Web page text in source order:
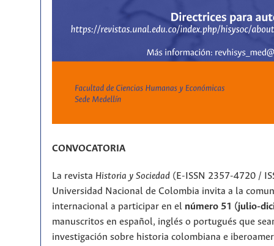
CONVOCATORIA
La revista Historia y Sociedad(E-ISSN 2357-4720 /
Universidad Nacional de Colombia invita a la
internacional a participar en el número 51 (julio-
manuscritos en español, inglés o portugués que
investigación sobre historia colombiana e